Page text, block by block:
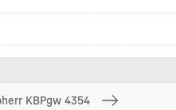
KBPgw 4354